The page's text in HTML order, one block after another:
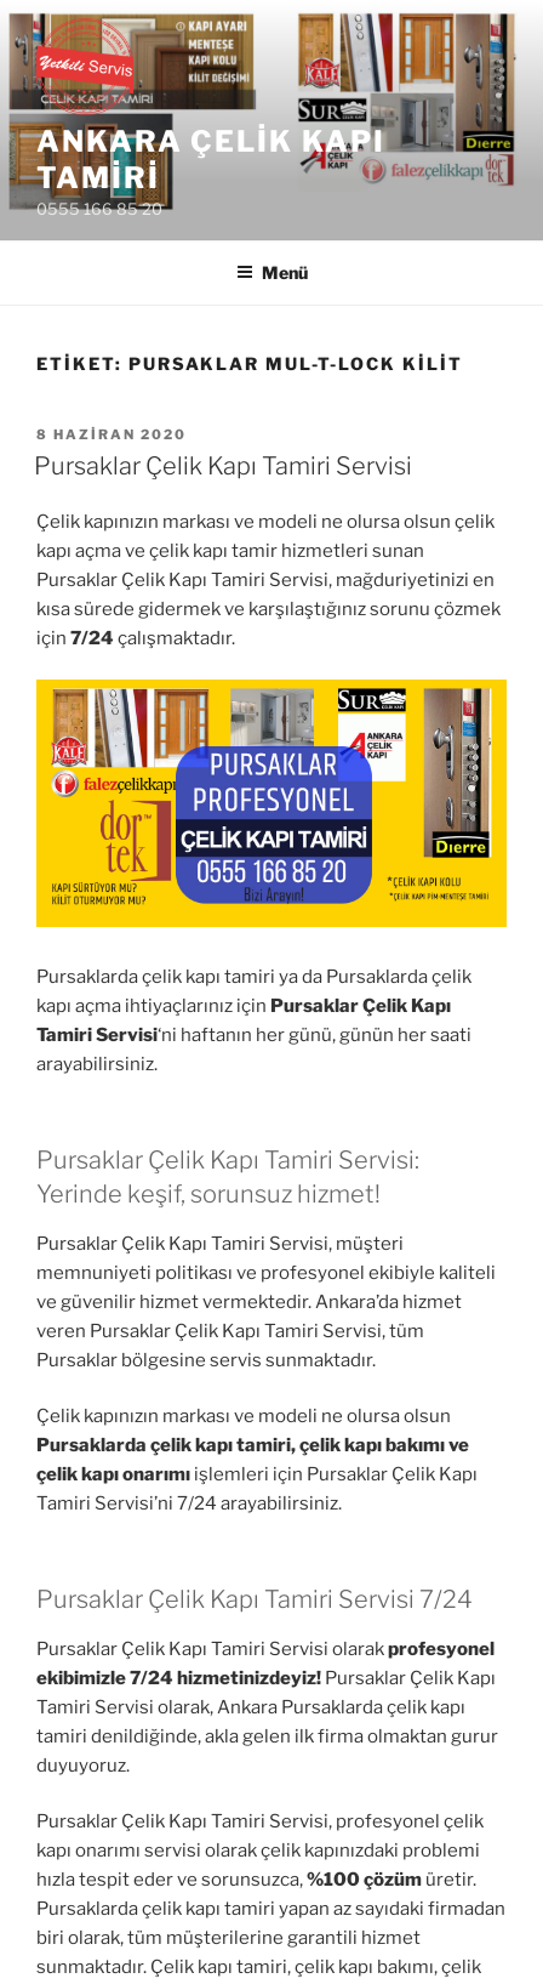
İçeriğe
geç
ANKARA ÇELIK KAPI
TAMIRI
0555 166 85 20
Menü
ETIKET: PURSAKLAR MUL-T-LOCK KILIT
YAYIM
TARIHI
8 HAZIRAN 2020
Pursaklar Çelik Kapı Tamiri Servisi
Çelik kapınızın markası ve modeli ne olursa olsun çelik
kapı açma ve çelik kapı tamir hizmetleri sunan
Pursaklar Çelik Kapı Tamiri Servisi, mağduriyetinizi en
kısa sürede gidermek ve karşılaştığınız sorunu çözmek
için 7/24 çalışmaktadır.
Pursaklarda çelik kapı tamiri ya da Pursaklarda çelik
kapı açma ihtiyaçlarınız için Pursaklar Çelik Kapı
Tamiri Servisi‘ni haftanın her günü, günün her saati
arayabilirsiniz.
Pursaklar Çelik Kapı Tamiri Servisi:
Yerinde keşif, sorunsuz hizmet!
Pursaklar Çelik Kapı Tamiri Servisi, müşteri
memnuniyeti politikası ve profesyonel ekibiyle kaliteli
ve güvenilir hizmet vermektedir. Ankara’da hizmet
veren Pursaklar Çelik Kapı Tamiri Servisi, tüm
Pursaklar bölgesine servis sunmaktadır.
Çelik kapınızın markası ve modeli ne olursa olsun
Pursaklarda çelik kapı tamiri, çelik kapı bakımı ve
çelik kapı onarımı işlemleri için Pursaklar Çelik Kapı
Tamiri Servisi’ni 7/24 arayabilirsiniz.
Pursaklar Çelik Kapı Tamiri Servisi 7/24
Pursaklar Çelik Kapı Tamiri Servisi olarakprofesyonel
ekibimizle 7/24 hizmetinizdeyiz! Pursaklar Çelik Kapı
Tamiri Servisi olarak, Ankara Pursaklarda çelik kapı
tamiri denildiğinde, akla gelen ilk firma olmaktan gurur
duyuyoruz.
Pursaklar Çelik Kapı Tamiri Servisi, profesyonel çelik
kapı onarımı servisi olarak çelik kapınızdaki problemi
hızla tespit eder ve sorunsuzca,%100 çözüm üretir.
Pursaklarda çelik kapı tamiri yapan az sayıdaki firmadan
biri olarak, tüm müşterilerine garantili hizmet
sunmaktadır. Çelik kapı tamiri, çelik kapı bakımı, çelik